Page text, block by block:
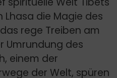
Lhasa die Magie des
rege Treiben am
Umrundung des
einem der
der Welt, spüren